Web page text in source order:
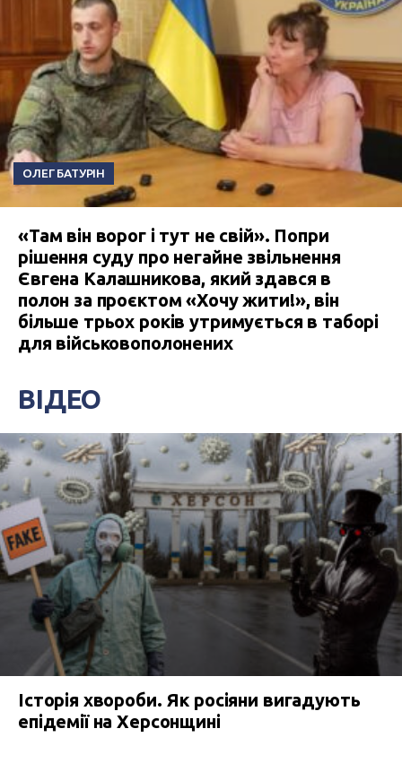
ОЛЕГ БАТУРІН
«Там він ворог і тут не свій». Попри
рішення суду про негайне звільнення
Євгена Калашникова, який здався в
полон за проєктом «Хочу жити!», він
більше трьох років утримується в таборі
для військовополонених
ВІДЕО
Історія хвороби. Як росіяни вигадують
епідемії на Херсонщині